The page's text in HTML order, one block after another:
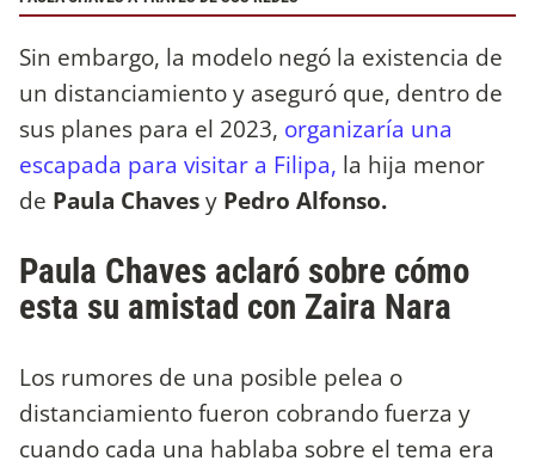
Sin embargo, la modelo negó la existencia de
un distanciamiento y aseguró que, dentro de
sus planes para el 2023, organizaría una
escapada para visitar a Filipa, la hija menor
de Paula Chavesy Pedro Alfonso.
Paula Chaves aclaró sobre cómo
esta su amistad con Zaira Nara
Los rumores de una posible pelea o
distanciamiento fueron cobrando fuerza y
cuando cada una hablaba sobre el tema era